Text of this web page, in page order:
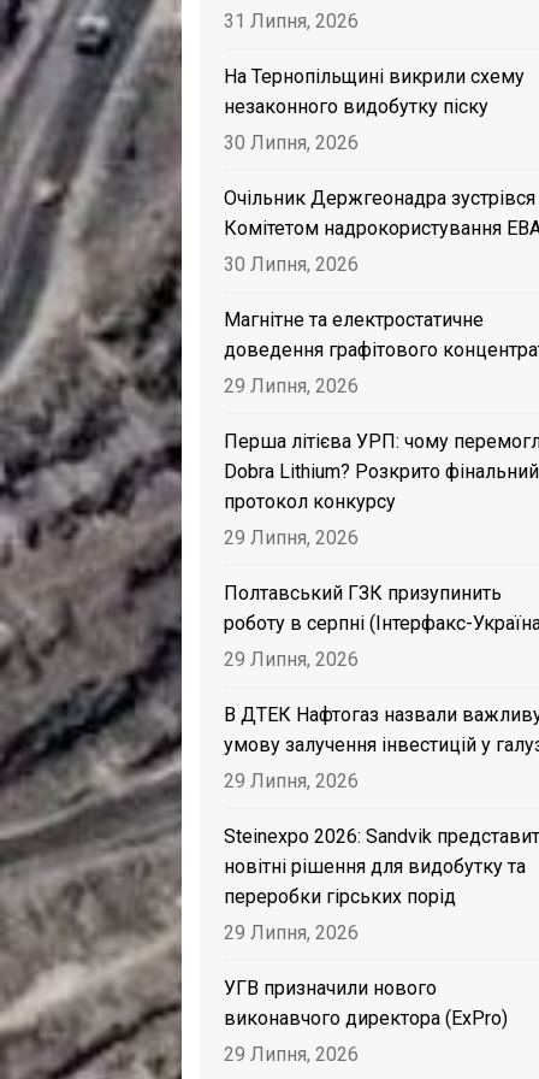
31 Липня, 2026
На Тернопільщині викрили схему
незаконного видобутку піску
30 Липня, 2026
Очільник Держгеонадра зустрівся
Комітетом надрокористування
30 Липня, 2026
Магнітне та електростатичне
доведення графітового
29 Липня, 2026
Перша літієва УРП: чому
Dobra Lithium? Розкрито фінальний
протокол конкурсу
29 Липня, 2026
Полтавський ГЗК призупинить
роботу в серпні (Інтерфакс-
29 Липня, 2026
В ДТЕК Нафтогаз назвали
умову залучення інвестицій у
29 Липня, 2026
Steinexpo 2026: Sandvik
новітні рішення для видобутку та
переробки гірських порід
29 Липня, 2026
УГВ призначили нового
виконавчого директора (ExPro)
29 Липня, 2026